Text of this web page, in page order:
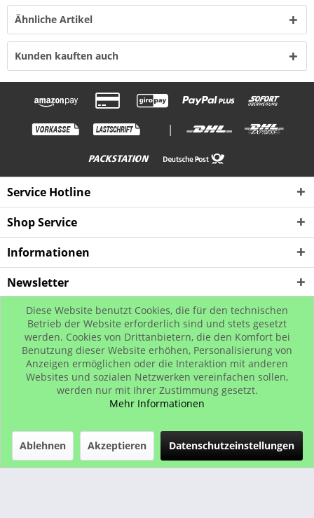
Ähnliche Artikel
Kunden kauften auch
|
Service Hotline
Shop Service
Informationen
Newsletter
* Alle Preise inkl. gesetzl. Mehrwertsteuer zzgl. Versandkosten, wenn nicht
anders beschrieben
© www.urban-street-shop.com
Diese Website benutzt Cookies, die für den technischen
Betrieb der Website erforderlich sind und stets gesetzt
werden. Cookies von Drittanbietern, die den Komfort bei
Benutzung dieser Website erhöhen, Personalisierung von
Anzeigen ermöglichen oder die Interaktion mit anderen
Websites und sozialen Netzwerken vereinfachen sollen,
werden nur mit Ihrer Zustimmung gesetzt.
Mehr Informationen
Ablehnen Akzeptieren Datenschutzeinstellungen